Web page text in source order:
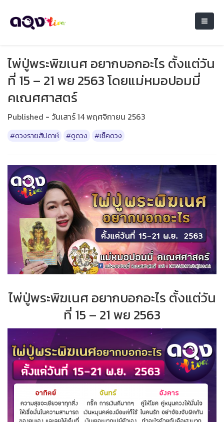
ไพ่ปู่พระพิฆเนศ อยากบอกอะไร ตั้งแต่วัน
ที่ 15 – 21 พย 2563 โดยแม่หมอปอมมี่
คเณศศาสตร์
Published - วันเสาร์ 14 พฤศจิกายน 2563
#ดวงรายสัปดาห์ #ดูดวง #เช็คดวง
ไพ่ปู่พระพิฆเนศ อยากบอกอะไร ตั้งแต่วัน
ที่ 15 – 21 พย 2563